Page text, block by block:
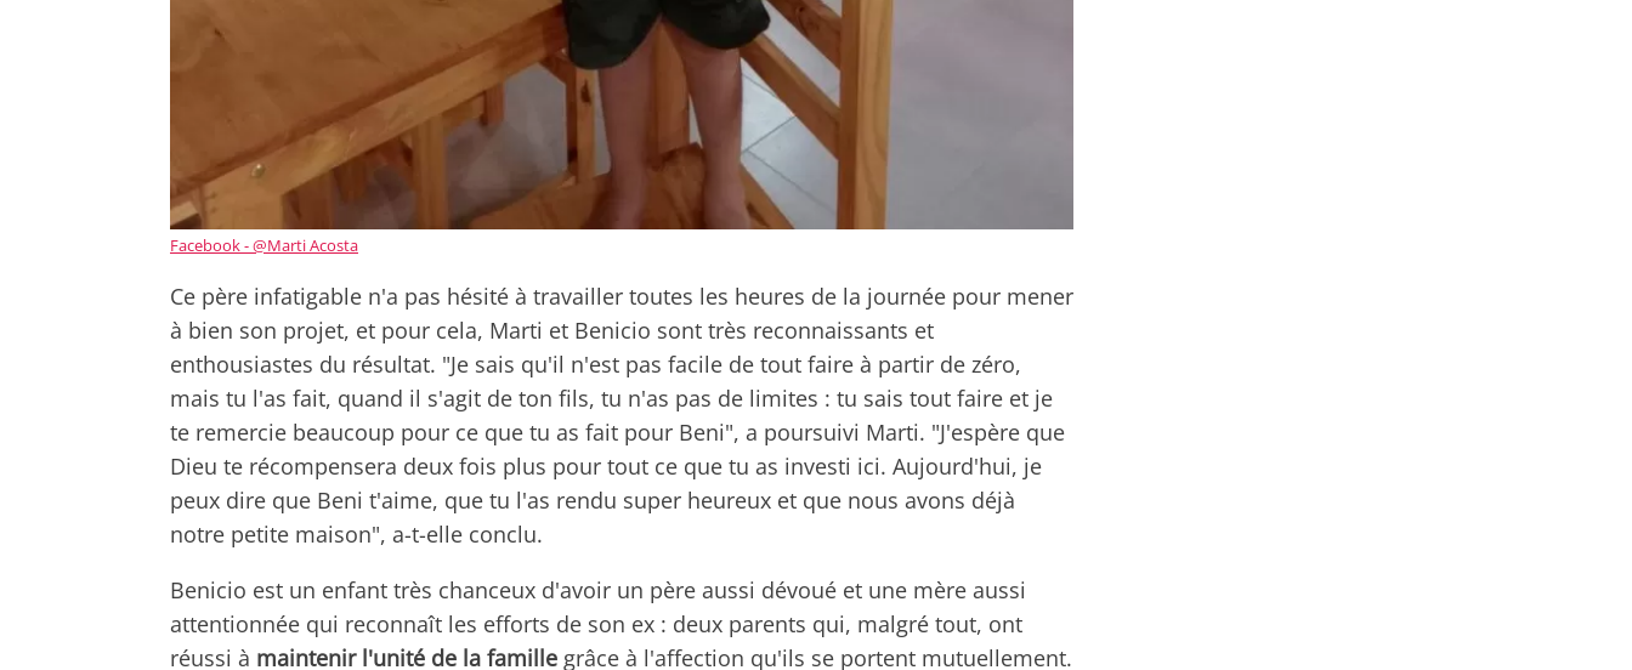
Facebook - @Marti Acosta
Ce père infatigable n'a pas hésité à travailler toutes les heures de la journée pour mener
à bien son projet, et pour cela, Marti et Benicio sont très reconnaissants et
enthousiastes du résultat. "Je sais qu'il n'est pas facile de tout faire à partir de zéro,
mais tu l'as fait, quand il s'agit de ton fils, tu n'as pas de limites : tu sais tout faire et je
te remercie beaucoup pour ce que tu as fait pour Beni", a poursuivi Marti. "J'espère que
Dieu te récompensera deux fois plus pour tout ce que tu as investi ici. Aujourd'hui, je
peux dire que Beni t'aime, que tu l'as rendu super heureux et que nous avons déjà
notre petite maison", a-t-elle conclu.
Benicio est un enfant très chanceux d'avoir un père aussi dévoué et une mère aussi
attentionnée qui reconnaît les efforts de son ex : deux parents qui, malgré tout, ont
réussi à maintenir l'unité de la famille grâce à l'affection qu'ils se portent mutuellement.